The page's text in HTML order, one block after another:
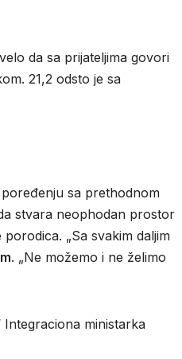
da sa prijateljima govori
21,2 odsto je sa
sa prethodnom
stvara neophodan prostor
„Sa svakim daljim
. „Ne možemo i ne želimo
Integraciona ministarka